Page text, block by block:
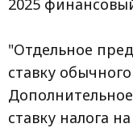
2025
"Отдельное
ставку
ставку налога